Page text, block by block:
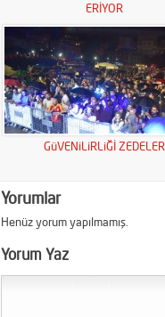
ERİYOR
GüVENiLiRLiĞİ ZEDELER
Yorumlar
Henüz yorum yapılmamış.
Yorum Yaz